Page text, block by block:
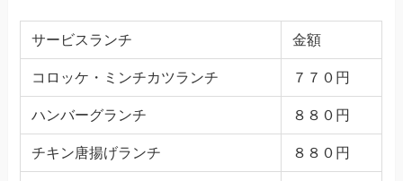
サービスランチ 金額
コロッケ・ミンチカツランチ ７７０円
ハンバーグランチ ８８０円
チキン唐揚げランチ ８８０円